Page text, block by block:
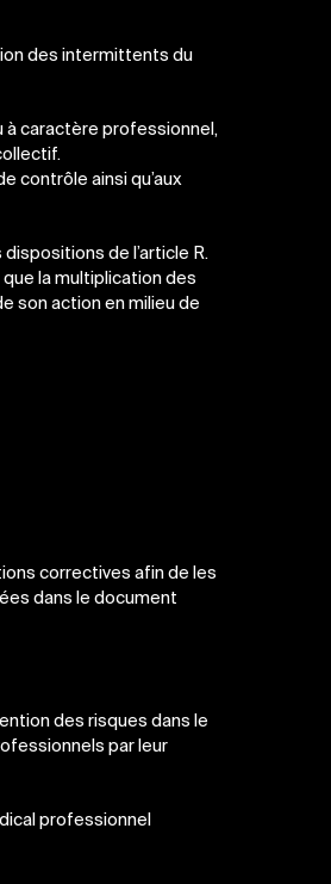
des intermittents du
à caractère professionnel,
contrôle ainsi qu’aux
de l’article R.
la multiplication des
son action en milieu de
correctives afin de les
dans le document
des risques dans le
par leur
professionnel